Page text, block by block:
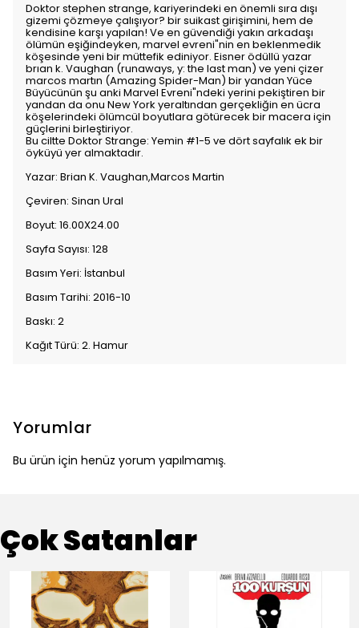
Doktor stephen strange, kariyerindeki en önemli sıra dışı
gizemi çözmeye çalışıyor? bir suikast girişimini, hem de
kendisine karşı yapılan! Ve en güvendiği yakın arkadaşı
ölümün eşiğindeyken, marvel evreni"nin en beklenmedik
köşesinde yeni bir müttefik ediniyor. Eisner ödüllü yazar
brıan k. Vaughan (runaways, y: the last man) ve yeni çizer
marcos martın (Amazing Spider-Man) bir yandan Yüce
Büyücünün şu anki Marvel Evreni"ndeki yerini pekiştiren bir
yandan da onu New York yeraltından gerçekliğin en ücra
köşelerindeki ölümcül boyutlara götürecek bir macera için
güçlerini birleştiriyor.
Bu ciltte Doktor Strange: Yemin #1-5 ve dört sayfalık ek bir
öyküyü yer almaktadır.
Yazar: Brian K. Vaughan,Marcos Martin
Çeviren: Sinan Ural
Boyut: 16.00X24.00
Sayfa Sayısı: 128
Basım Yeri: İstanbul
Basım Tarihi: 2016-10
Baskı: 2
Kağıt Türü: 2. Hamur
Yorumlar
Bu ürün için henüz yorum yapılmamış.
Çok Satanlar